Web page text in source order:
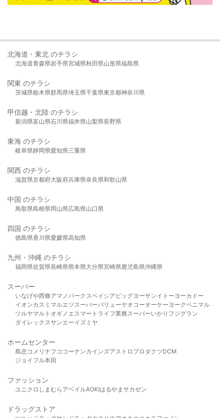
北海道・東北 のチラシ
北海道青森県岩手県宮城県秋田県山形県福島県
関東 のチラシ
茨城県栃木県群馬県埼玉県千葉県東京都神奈川県
甲信越・北陸 のチラシ
新潟県富山県石川県福井県山梨県長野県
東海 のチラシ
岐阜県静岡県愛知県三重県
関西 のチラシ
滋賀県京都府大阪府兵庫県奈良県和歌山県
中国 のチラシ
鳥取県島根県岡山県広島県山口県
四国 のチラシ
徳島県香川県愛媛県高知県
九州・沖縄 のチラシ
福岡県佐賀県長崎県熊本県大分県宮崎県鹿児島県沖縄県
スーパー
いなげや西條アマノパークスベイシア ビッグヨーサンイトーヨーカドー
イオンカスミ マルエツスーパーバリューヤオコーオーケー ヨークベニマル
ツルヤマルト オギノ エスマート ライフ業務スーパーいかり フジグラン
ダイレックスサンエーイズミヤ
ホームセンター
島忠 コメリ ナフコ コーナンカインズアストロプロダクツDCM
ジョイフル本田
ファッション
ユニクロ しまむら アベイルAOKIはるやま サカゼン
ドラッグストア